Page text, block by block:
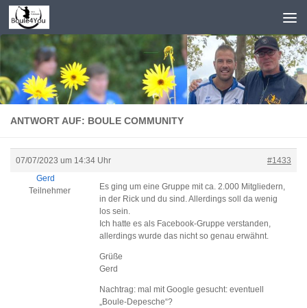
Zum Inhalt springen
ANTWORT AUF: BOULE COMMUNITY
07/07/2023 um 14:34 Uhr
#1433
Gerd
Teilnehmer
Es ging um eine Gruppe mit ca. 2.000 Mitgliedern,
in der Rick und du sind. Allerdings soll da wenig
los sein.
Ich hatte es als Facebook-Gruppe verstanden,
allerdings wurde das nicht so genau erwähnt.
Grüße
Gerd
Nachtrag: mal mit Google gesucht: eventuell
„Boule-Depesche“?